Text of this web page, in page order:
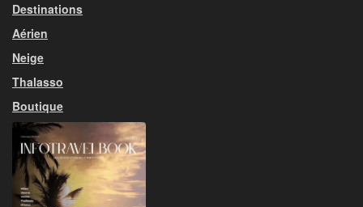
Destinations
Aérien
Neige
Thalasso
Boutique